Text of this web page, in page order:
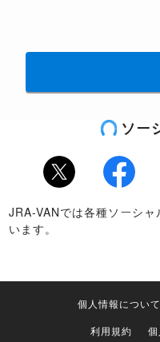
ソー
Twitter Facebook
JRA-VANでは各種ソーシ
います。
個人情報について
利用規約